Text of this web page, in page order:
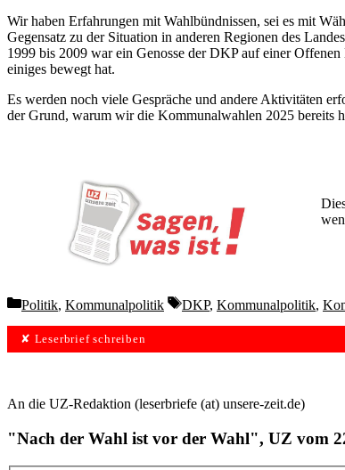
Wir haben Erfahrungen mit Wahlbündnissen, sei es mit
Gegensatz zu der Situation in anderen Regionen des
1999 bis 2009 war ein Genosse der DKP auf einer
einiges bewegt hat.
Es werden noch viele Gespräche und andere Aktivitäten
der Grund, warum wir die Kommunalwahlen 2025 bereits
Categories
Politik, Kommunalpolitik Tags
DKP, Kommunalpolitik,
✘ Leserbrief schreiben
An die UZ-Redaktion (leserbriefe (at) unsere-zeit.de)
"Nach der Wahl ist vor der Wahl", UZ vom